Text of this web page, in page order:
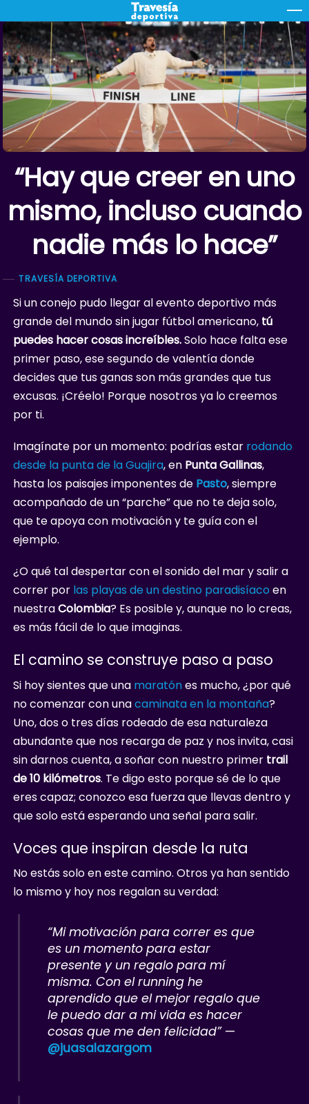
to
content
“Hay que creer en uno
mismo, incluso cuando
nadie más lo hace”
TRAVESÍA DEPORTIVA
Si un conejo pudo llegar al evento deportivo más
grande del mundo sin jugar fútbol americano, tú
puedes hacer cosas increíbles.Solo hace falta ese
primer paso, ese segundo de valentía donde
decides que tus ganas son más grandes que tus
excusas. ¡Créelo! Porque nosotros ya lo creemos
por ti.
Imagínate por un momento: podrías estar rodando
desde la punta de la Guajira, en Punta Gallinas,
hasta los paisajes imponentes de Pasto, siempre
acompañado de un “parche” que no te deja solo,
que te apoya con motivación y te guía con el
ejemplo.
¿O qué tal despertar con el sonido del mar y salir a
correr por las playas de un destino paradisíaco en
nuestraColombia? Es posible y, aunque no lo creas,
es más fácil de lo que imaginas.
El camino se construye paso a paso
Si hoy sientes que una maratón es mucho, ¿por qué
no comenzar con unacaminata en la montaña?
Uno, dos o tres días rodeado de esa naturaleza
abundante que nos recarga de paz y nos invita, casi
sin darnos cuenta, a soñar con nuestro primer trail
de 10 kilómetros. Te digo esto porque sé de lo que
eres capaz; conozco esa fuerza que llevas dentro y
que solo está esperando una señal para salir.
Voces que inspiran desde la ruta
No estás solo en este camino. Otros ya han sentido
lo mismo y hoy nos regalan su verdad:
“Mi motivación para correr es que
es un momento para estar
presente y un regalo para mí
misma. Con el running he
aprendido que el mejor regalo que
le puedo dar a mi vida es hacer
cosas que me den felicidad”—
@juasalazargom